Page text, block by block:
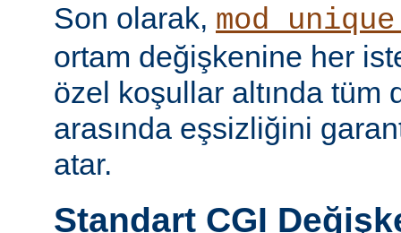
Son olarak,
ortam değişkenine her
özel koşullar altında tüm
arasında eşsizliğini
atar.
Standart CGI